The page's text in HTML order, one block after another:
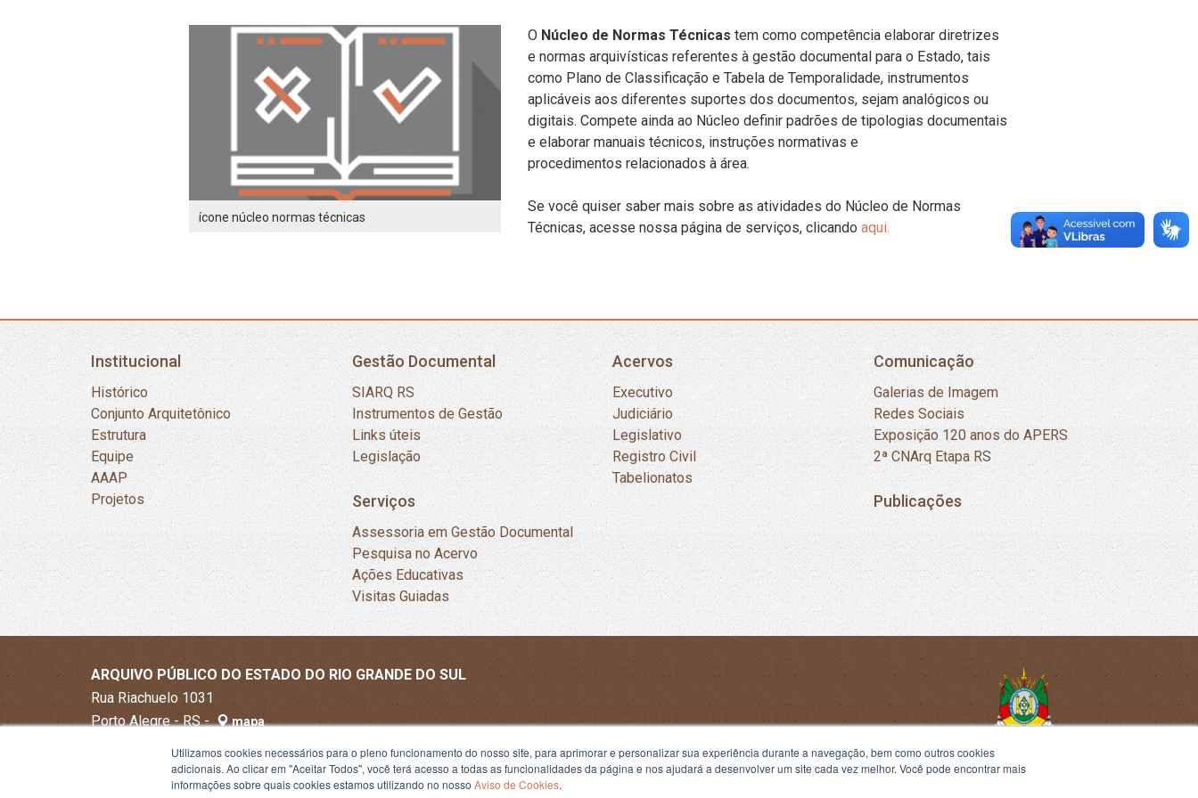
ícone núcleo normas técnicas
O Núcleo de Normas Técnicas tem como competência elaborar diretrizes
e normas arquivísticas referentes à gestão documental para o Estado, tais
como Plano de Classificação e Tabela de Temporalidade, instrumentos
aplicáveis aos diferentes suportes dos documentos, sejam analógicos ou
digitais. Compete ainda ao Núcleo definir padrões de tipologias documentais
e elaborar manuais técnicos, instruções normativas e
procedimentos relacionados à área.
Se você quiser saber mais sobre as atividades do Núcleo de Normas
Técnicas, acesse nossa página de serviços, clicando aqui.
Institucional
Histórico
Conjunto Arquitetônico
Estrutura
Equipe
AAAP
Projetos
Gestão Documental
SIARQ RS
Instrumentos de Gestão
Links úteis
Legislação
Serviços
Assessoria em Gestão Documental
Pesquisa no Acervo
Ações Educativas
Visitas Guiadas
Acervos
Executivo
Judiciário
Legislativo
Registro Civil
Tabelionatos
Comunicação
Galerias de Imagem
Redes Sociais
Exposição 120 anos do APERS
2ª CNArq Etapa RS
Publicações
ARQUIVO PÚBLICO DO ESTADO DO RIO GRANDE DO SUL
Rua Riachuelo 1031
Porto Alegre - RS -
mapa
+55 51 3288-1300
Utilizamos cookies necessários para o pleno funcionamento do nosso site, para aprimorar e personalizar sua experiência durante a navegação, bem como outros cookies
adicionais. Ao clicar em "Aceitar Todos", você terá acesso a todas as funcionalidades da página e nos ajudará a desenvolver um site cada vez melhor. Você pode encontrar mais
informações sobre quais cookies estamos utilizando no nosso Aviso de Cookies.